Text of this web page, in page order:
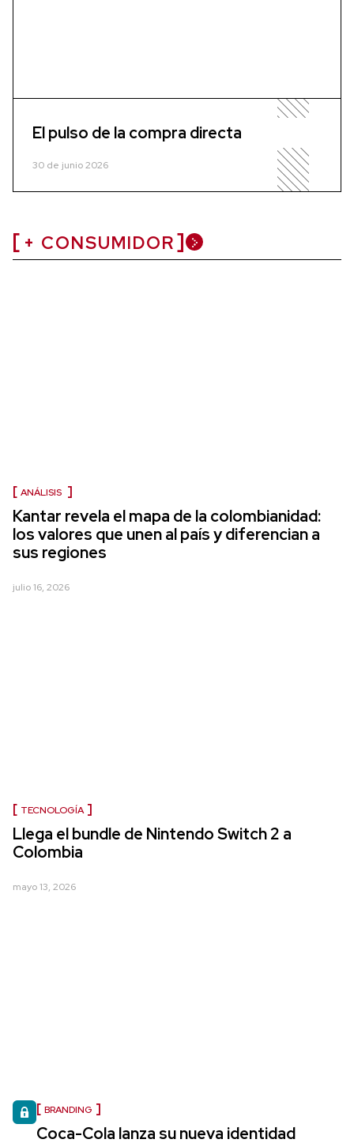
El pulso de la compra directa
30 de junio 2026
+ CONSUMIDOR
ANÁLISIS
Kantar revela el mapa de la colombianidad:
los valores que unen al país y diferencian a
sus regiones
julio 16, 2026
TECNOLOGÍA
Llega el bundle de Nintendo Switch 2 a
Colombia
mayo 13, 2026
BRANDING
Coca-Cola lanza su nueva identidad